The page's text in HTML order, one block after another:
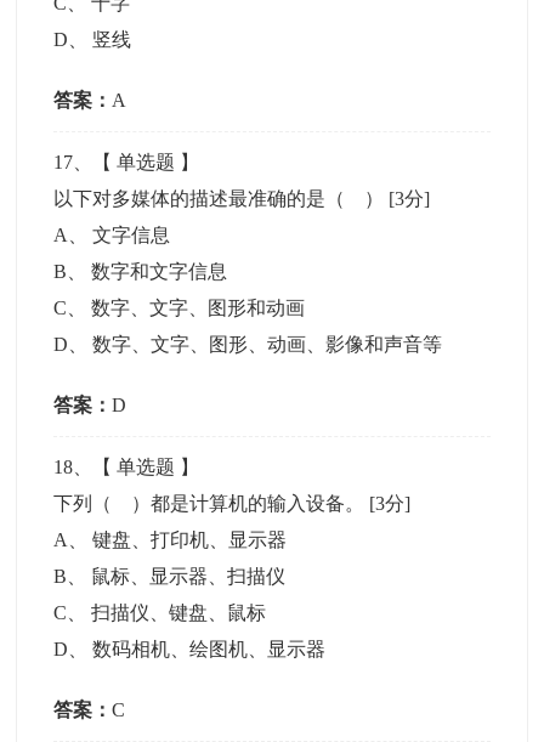
D
竖线
答案： A
17 、【单选题 】
以下对多媒体的描述最准确的是（ ） [3分]
A
、文字信息
B 、数字和文字信息
C 、数字、文字、图形和动画
D 、数字、文字、图形、动画、影像和声音等
答案：D
18 、【单选题 】
下列（ ）都是计算机的输入设备。 [3分]
A
、键盘、打印机、显示器
B
鼠标、显示器、扫描仪
C 、扫描仪、键盘、鼠标
D 、数码相机、绘图机、显示器
答案：C